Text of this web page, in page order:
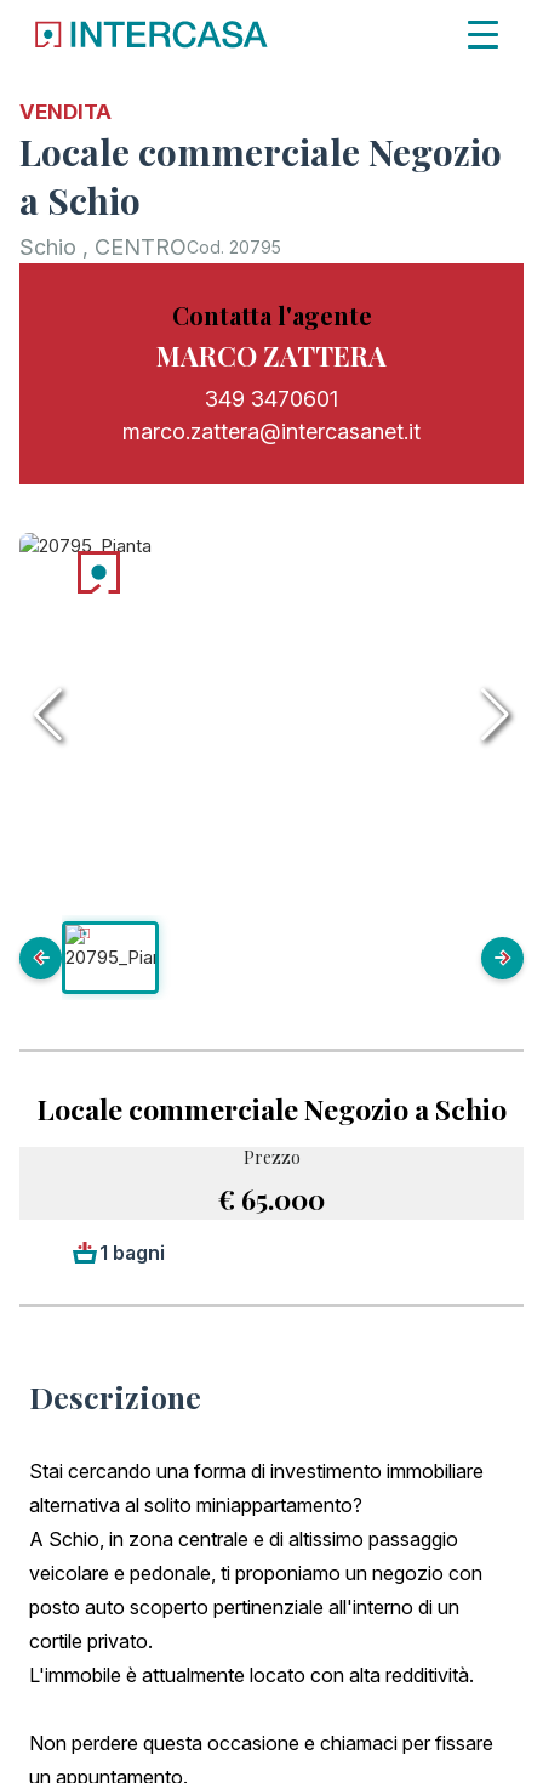
VENDITA
Locale commerciale Negozio
a Schio
Schio , CENTROCod. 20795
Contatta l'agente
MARCO ZATTERA
349 3470601
marco.zattera@intercasanet.it
Locale commerciale Negozio a Schio
Prezzo
€ 65.000
1 bagni
Descrizione
Stai cercando una forma di investimento immobiliare
alternativa al solito miniappartamento?
A Schio, in zona centrale e di altissimo passaggio
veicolare e pedonale, ti proponiamo un negozio con
posto auto scoperto pertinenziale all'interno di un
cortile privato.
L'immobile è attualmente locato con alta redditività.
Non perdere questa occasione e chiamaci per fissare
un appuntamento.